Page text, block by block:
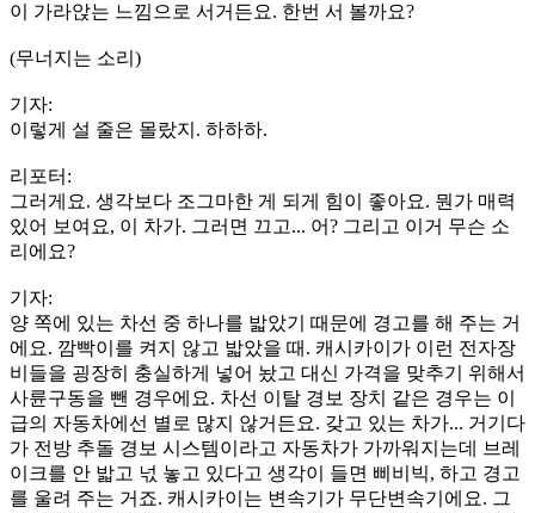
이 가라앉는 느낌으로 서거든요. 한번 서 볼까요?
(무너지는 소리)
기자:
이렇게 설 줄은 몰랐지. 하하하.
리포터:
그러게요. 생각보다 조그마한 게 되게 힘이 좋아요. 뭔가 매력
있어 보여요, 이 차가. 그러면 끄고... 어? 그리고 이거 무슨 소
리에요?
기자:
양 쪽에 있는 차선 중 하나를 밟았기 때문에 경고를 해 주는 거
에요. 깜빡이를 켜지 않고 밟았을 때. 캐시카이가 이런 전자장
비들을 굉장히 충실하게 넣어 놨고 대신 가격을 맞추기 위해서
사륜구동을 뺀 경우에요. 차선 이탈 경보 장치 같은 경우는 이
급의 자동차에선 별로 많지 않거든요. 갖고 있는 차가... 거기다
가 전방 추돌 경보 시스템이라고 자동차가 가까워지는데 브레
이크를 안 밟고 넋 놓고 있다고 생각이 들면 삐비빅, 하고 경고
를 울려 주는 거죠. 캐시카이는 변속기가 무단변속기에요. 그